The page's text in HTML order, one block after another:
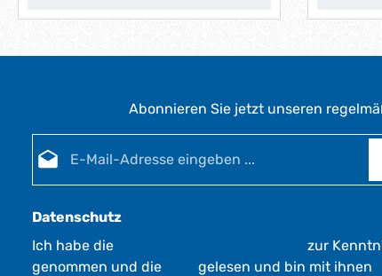
r
1
e
k
t
r
1
k
t
Abonnieren Sie jetzt unseren
Datenschutz
Ich habe die
zur
genommen und die
gelesen und bin mit ihnen